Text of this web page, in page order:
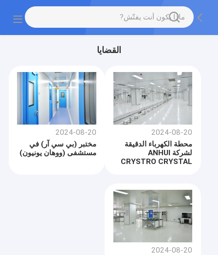
القضايا
2024-08-20
محطة الكهرباء الدقيقة
لشركة ANHUI
CRYSTRO CRYSTAL
2024-08-20
مختبر (بي سي آر) في
مستشفى (ووهان يونيون)
2024-08-20